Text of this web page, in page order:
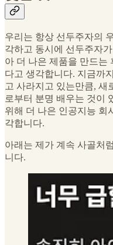
우리는 항상 선두주자의
각하고 동시에 선두주자
아 더 나은 제품을 만드는
다고 생각합니다. 지금까
고 사라지고 있는만큼, 새
로부터 분명 배우는 것이
위해 더 나은 인공지능 회
각합니다.
아래는 제가 계속 사골처
니다.